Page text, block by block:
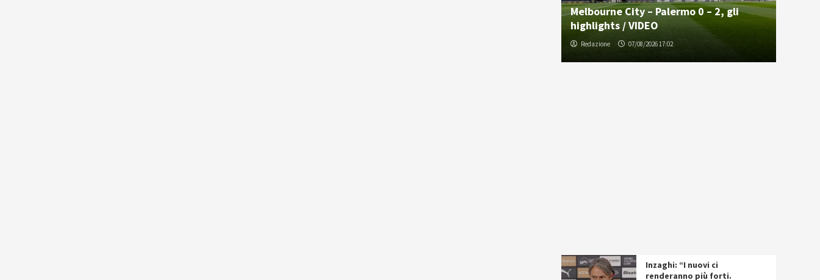
Melbourne City – Palermo 0 – 2, gli
highlights / VIDEO
Redazione 07/08/2026 17:02
Inzaghi: “I nuovi ci
renderanno più forti.